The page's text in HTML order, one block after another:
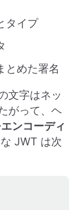
タイプ
とめた署名
文字はネッ
がって、ヘ
ンコーディ
JWT は次